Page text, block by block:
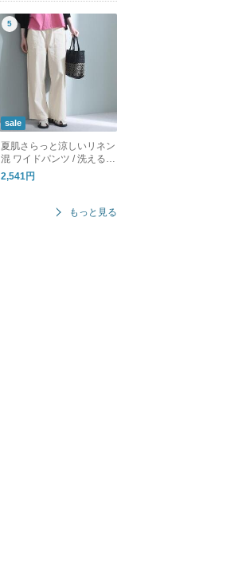
sale
夏肌さらっと涼しいリネン
混 ワイドパンツ / 洗える
コットンリネン ベイカー
ワイドパンツ
2,541円
もっと見る